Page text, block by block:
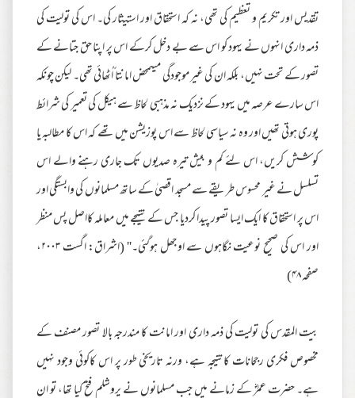
تقدیس اور تکریم و تعظیم کی تھی، نہ کہ استحقاق اور استیثار کی۔ اس کی تولیت کی
ذمہ داری انہوں نے یہود کو اس سے بے دخل کرکے اس پر اپنا حق جتانے کے
تصور کے تحت نہیں، بلکہ ان کی غیر موجودگی میںمحض امانتا ًاُٹھائی تھی۔ لیکن چونکہ
اس سارے عرصہ میں یہود کے نزدیک نہ مذہبی لحاظ سے ہیکل کی تعمیر کی شرائط
پوری ہوتی تھیں اور وہ نہ سیاسی لحاظ سے اس پوزیشن میں تھے کہ اس کا مطالبہ یا
کوشش کریں، اس لئے کم و بیش تیرہ صدیوں تک جاری رہنے والے اس
تسلسل نے غیر محسوس طریقے سے مسجد اقصیٰ کے ساتھ مسلمانوں کی وابستگی اور
اس پر استحقاق کا ایک ایسا تصور پیدا کردیا جس کے نتیجے میں معاملہ کااصل پس منظر
اور اس کی صحیح نوعیت نگاہوں سے اوجھل ہوگئی۔'' (اشراق: اگست ۲۰۰۳،
صفحہ ۴۸)
بیت المقدس کی تولیت کی ذمہ داری اور امانت کا مندرجہ بالا تصور مصنف کے
مخصوص فکری رجحانات کانتیجہ ہے، ورنہ تاریخی طور پر اس کاکوئی وجود نہیں
ہے۔ حضرت عمرؓ کے زمانے میں جب مسلمانوں نے یروشلم فتح کیا تھا، تو ان